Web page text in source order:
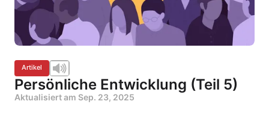
Artikel
Persönliche Entwicklung (Teil 5)
Aktualisiert am Sep. 23, 2025